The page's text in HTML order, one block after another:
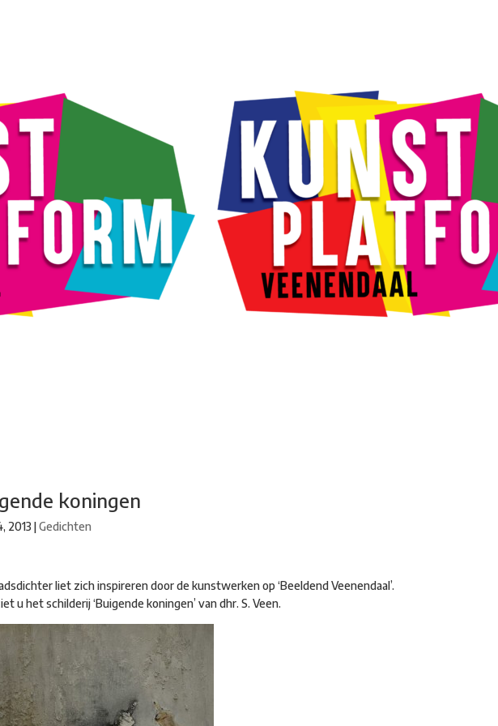
koningen
2013 |Gedichten
liet zich inspireren door de kunstwerken op ‘Beeldend Veenendaal’.
u het schilderij ‘Buigende koningen’ van dhr. S. Veen.